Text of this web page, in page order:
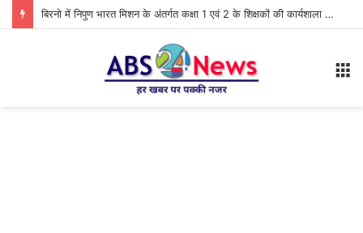
बिरनो में निपुण भारत मिशन के अंतर्गत कक्षा 1 एवं 2 के शिक्षकों की कार्यशाला आयोजित